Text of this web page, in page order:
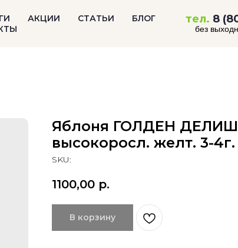
АКЦИИ СТАТЬИ
БЛОГ
тел. 8
без
Яблоня ГОЛДЕН
высокоросл. желт. 3-4г.
SKU:
1100,00 р.
В корзину